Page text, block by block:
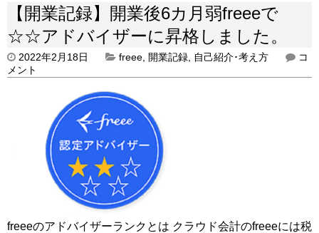
【開業記録】開業後6カ月弱freeeで
☆☆アドバイザーに昇格しました。
2022年2月18日 freee 開業記録 自己紹介･考え方
コ
メント
freeeのアドバイザーランクとは クラウド会計のfreeeには税